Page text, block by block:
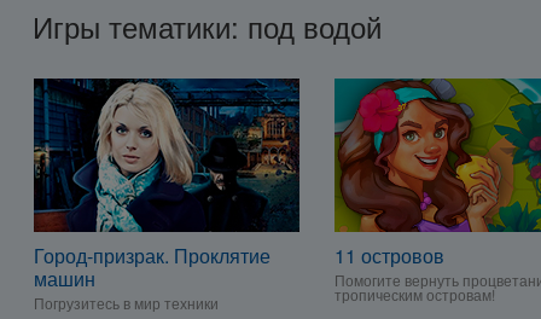
Игры тематики: под водой
Город-призрак. Проклятие
машин
Погрузитесь в мир техники
11 островов
Помогите вернуть
тропическим островам!